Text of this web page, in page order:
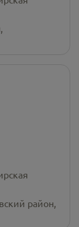
район,